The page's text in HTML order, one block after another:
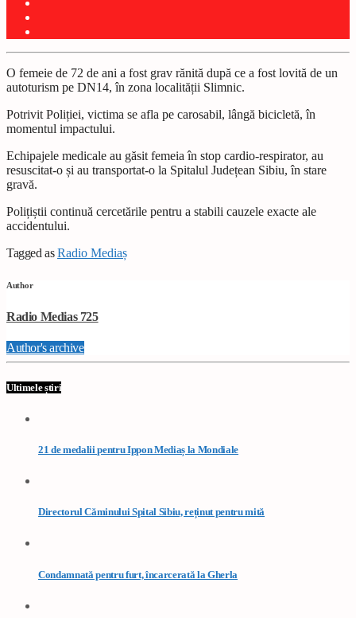
O femeie de 72 de ani a fost grav rănită după ce a fost lovită de un
autoturism pe DN14, în zona localității Slimnic.
Potrivit Poliției, victima se afla pe carosabil, lângă bicicletă, în
momentul impactului.
Echipajele medicale au găsit femeia în stop cardio-respirator, au
resuscitat-o și au transportat-o la Spitalul Județean Sibiu, în stare
gravă.
Polițiștii continuă cercetările pentru a stabili cauzele exacte ale
accidentului.
Tagged asRadio Mediaș
Author
Radio Medias 725
Author's archive
Ultimele știri
21 de medalii pentru Ippon Mediaș la Mondiale
Directorul Căminului Spital Sibiu, reținut pentru mită
Condamnată pentru furt, încarcerată la Gherla